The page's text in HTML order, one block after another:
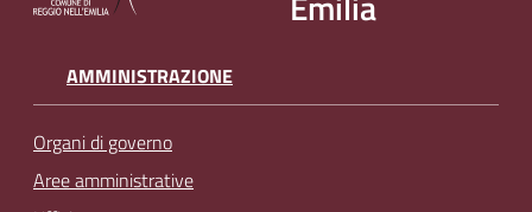
AMMINISTRAZIONE
Organi di governo
Aree amministrative